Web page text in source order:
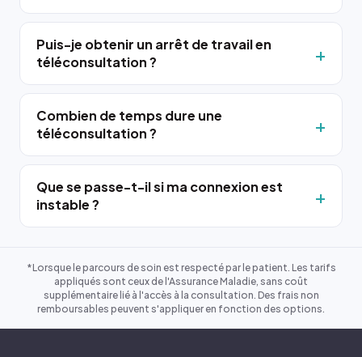
Puis-je obtenir un arrêt de travail en
téléconsultation ?
Combien de temps dure une
téléconsultation ?
Que se passe-t-il si ma connexion est
instable ?
*Lorsque le parcours de soin est respecté par le patient. Les tarifs
appliqués sont ceux de l'Assurance Maladie, sans coût
supplémentaire lié à l'accès à la consultation. Des frais non
remboursables peuvent s'appliquer en fonction des options.